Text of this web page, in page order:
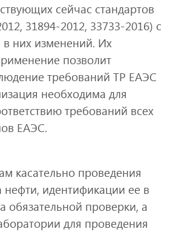
сейчас стандартов
31894-2012, 33733-2016) с
них изменений. Их
позволит
требований ТР ЕАЭС
необходима для
требований всех
ЕАЭС.
касательно проведения
нефти, идентификации ее в
обязательной проверки, а
для проведения